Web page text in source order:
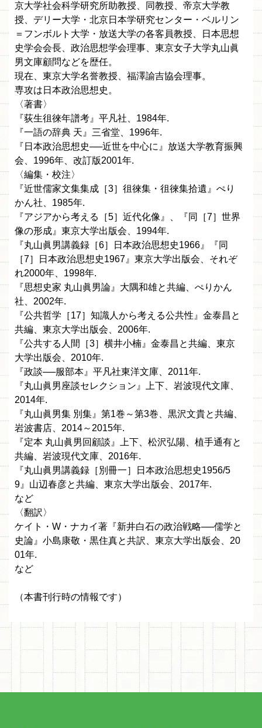
京大学社会科学研究所助教授、同教授、帝京大学教
授、デリー大学・北京日本学研究センター・ベルリン
＝フンボルト大学・放送大学の各客員教授、日本思想
史学会会長、政治思想学会理事、東京女子大学丸山眞
男文庫顧問などを歴任。
現在、東京大学名誉教授、福澤諭吉協会理事。
専攻は日本政治思想史。
〈著書〉
『荻生徂徠年譜考』平凡社、1984年.
『一語の辞典 天』三省堂、1996年.
『日本政治思想史──近世を中心に』放送大学教育振興
会、1996年、改訂版2001年.
〈編集・校注〉
『近世儒家文集集成［3］徂徠集・徂徠集拾遺』ぺり
かん社、1985年.
『アジアから考える［5］近代化像』、『同［7］世界
像の形成』東京大学出版会、1994年.
『丸山眞男講義録［6］日本政治思想史1966』『同
［7］日本政治思想史1967』東京大学出版会、それぞ
れ2000年、1998年.
『思想史家 丸山眞男論』大隅和雄と共編、ぺりかん
社、2002年.
『公共哲学［17］知識人から考える公共性』金泰昌と
共編、東京大学出版会、2006年.
『公共する人間［3］横井小楠』金泰昌と共編、東京
大学出版会、2010年.
『政談──服部本』平凡社東洋文庫、2011年.
『丸山眞男座談セレクション』上下、岩波現代文庫、
2014年.
『丸山眞男集 別集』第1巻～第3巻、黒沢文貴と共編、
岩波書店、2014～2015年.
『定本 丸山眞男回顧談』上下、松沢弘陽、植手通有と
共編、岩波現代文庫、2016年.
『丸山眞男講義録［別冊一］日本政治思想史1956/5
9』山辺春彦と共編、東京大学出版会、2017年.
など
〈翻訳〉
ケイト・W・ナカイ著『新井白石の政治戦略──儒学と
史論』小島康敬・黒住真と共訳、東京大学出版会、20
01年.
など
（本書刊行時の情報です）